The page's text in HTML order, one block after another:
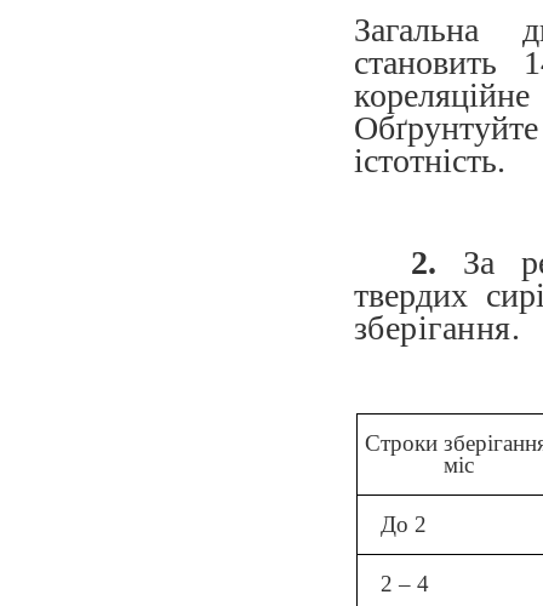
Загальна
становить
істотність.
2. За
твердих
зберігання.
Строки
міс
До 2
2 – 4